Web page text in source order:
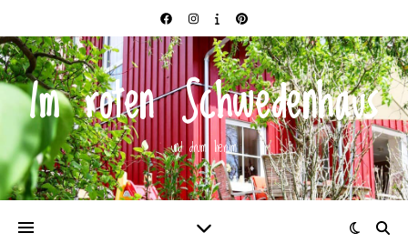
Im roten Schwedenhaus
und drum herum